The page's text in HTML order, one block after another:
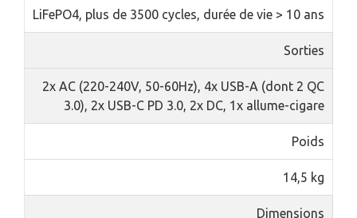
LiFePO4, plus de 3500 cycles, durée de vie > 10 ans
Sorties
2x AC (220-240V, 50-60Hz), 4x USB-A (dont 2 QC
3.0), 2x USB-C PD 3.0, 2x DC, 1x allume-cigare
Poids
14,5 kg
Dimensions